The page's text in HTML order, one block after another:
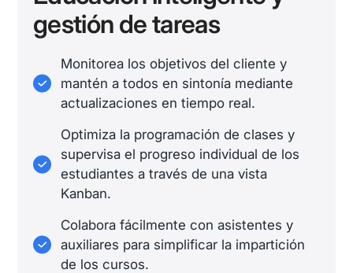
gestión de tareas
Monitorea los objetivos del cliente y
mantén a todos en sintonía mediante
actualizaciones en tiempo real.
Optimiza la programación de clases y
supervisa el progreso individual de los
estudiantes a través de una vista
Kanban.
Colabora fácilmente con asistentes y
auxiliares para simplificar la impartición
de los cursos.